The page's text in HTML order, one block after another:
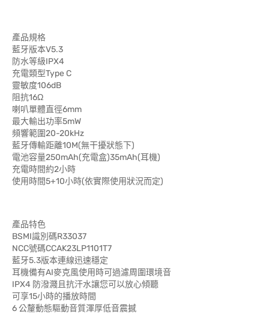
產品規格
藍牙版本V5.3
防水等級IPX4
充電類型Type C
靈敏度106dB
阻抗16Ω
喇叭單體直徑6mm
最大輸出功率5mW
頻響範圍20-20kHz
藍牙傳輸距離10M(無干擾狀態下)
電池容量250mAh(充電盒)35mAh(耳機)
充電時間約2小時
使用時間5+10小時(依實際使用狀況而定)
產品特色
BSMI識別碼R33037
NCC號碼CCAK23LP1101T7
藍牙5.3版本連線迅速穩定
耳機備有AI麥克風使用時可過濾周圍環境音
IPX4 防潑濺且抗汗水讓您可以放心傾聽
可享15小時的播放時間
6 公釐動態驅動音質渾厚低音震撼